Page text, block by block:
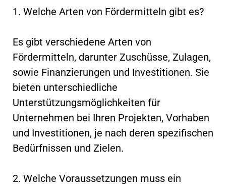
1. Welche Arten von Fördermitteln gibt es?
Es gibt verschiedene Arten von
Fördermitteln, darunter Zuschüsse, Zulagen,
sowie Finanzierungen und Investitionen. Sie
bieten unterschiedliche
Unterstützungsmöglichkeiten für
Unternehmen bei Ihren Projekten, Vorhaben
und Investitionen, je nach deren spezifischen
Bedürfnissen und Zielen.
2. Welche Voraussetzungen muss ein